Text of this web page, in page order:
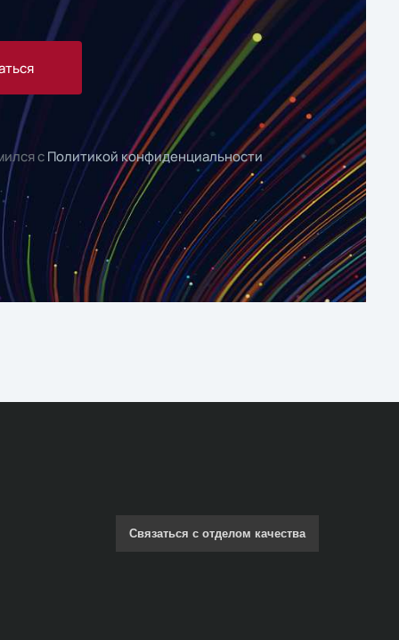
сПолитикой конфиденциальности
Связаться с отделом качества